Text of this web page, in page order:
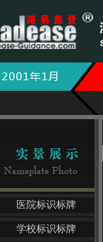
医院标识标牌
学校标识标牌